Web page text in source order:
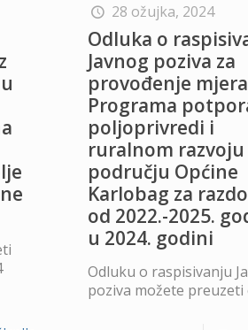
28 ožujka, 2024
Odluka o
Javnog poziva za
provođenje
Programa
poljoprivredi i
ruralnom razvoju
području Općine
Karlobag za
od 2022.-2025.
u 2024. godini
Odluku o raspisivanju
poziva možete preuzeti